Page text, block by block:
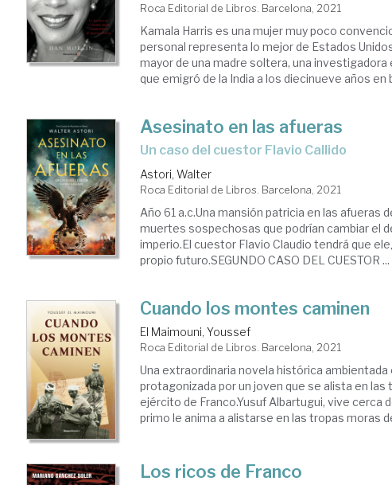
Roca Editorial de Libros. Barcelona, 2021
Kamala Harris es una mujer muy poco
personal representa lo mejor de Estados
mayor de una madre soltera, una investigadora
que emigró de la India a los diecinueve años en
Asesinato en las afueras
Un caso del cuestor Flavio Callido
Astori, Walter
Roca Editorial de Libros. Barcelona, 2021
Año 61 a.c.Una mansión patricia en las afueras
muertes sospechosas que podrían cambiar el
imperio.El cuestor Flavio Claudio tendrá que
propio futuro.SEGUNDO CASO DEL CUESTOR ...
Cuando los montes caminen
El Maimouni, Youssef
Roca Editorial de Libros. Barcelona, 2021
Una extraordinaria novela histórica ambientada
protagonizada por un joven que se alista en las
ejército de Franco.Yusuf Albartugui, vive cerca
primo le anima a alistarse en las tropas moras
Los ricos de Franco